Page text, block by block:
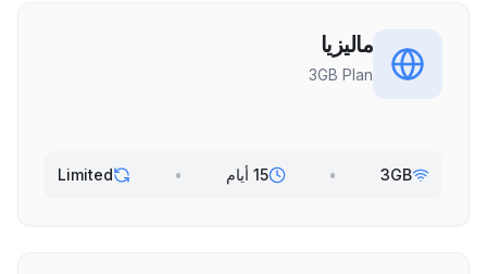
ماليزيا
3GB Plan
3GB
• 15 أيام •
Limited